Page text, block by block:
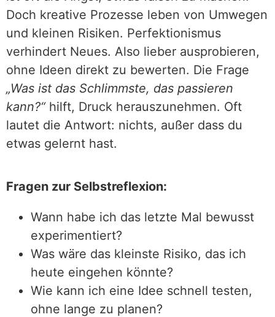
Doch kreative Prozesse leben von Umwegen
und kleinen Risiken. Perfektionismus
verhindert Neues. Also lieber ausprobieren,
ohne Ideen direkt zu bewerten. Die Frage
„Was ist das Schlimmste, das passieren
kann?“hilft, Druck herauszunehmen. Oft
lautet die Antwort: nichts, außer dass du
etwas gelernt hast.
Fragen zur Selbstreflexion:
Wann habe ich das letzte Mal bewusst
experimentiert?
Was wäre das kleinste Risiko, das ich
heute eingehen könnte?
Wie kann ich eine Idee schnell testen,
ohne lange zu planen?